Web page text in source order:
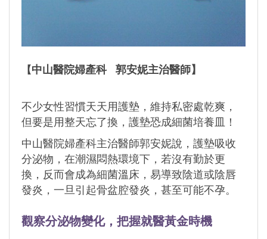
【中山醫院婦產科 郭安妮主治醫師】
不少女性習慣天天用護墊，維持私密處乾爽，
但要是用整天忘了換，護墊恐成細菌培養皿！
中山醫院婦產科主治醫師郭安妮說，護墊吸收
分泌物，在潮濕悶熱環境下，若沒有勤於更
換，反而會成為細菌溫床，易導致陰道或陰唇
發炎，一旦引起骨盆腔發炎，甚至可能不孕。
觀察分泌物變化，把握就醫黃金時機